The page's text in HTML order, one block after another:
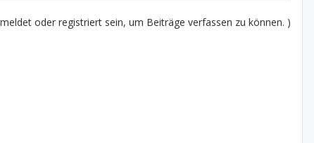
oder registriert sein, um Beiträge verfassen zu können. )